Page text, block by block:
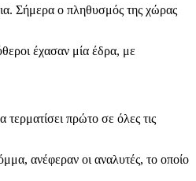
Σήμερα ο πληθυσμός της χώρας
έχασαν μία έδρα, με
πρώτο σε όλες τις
ανέφεραν οι αναλυτές, το οποίο